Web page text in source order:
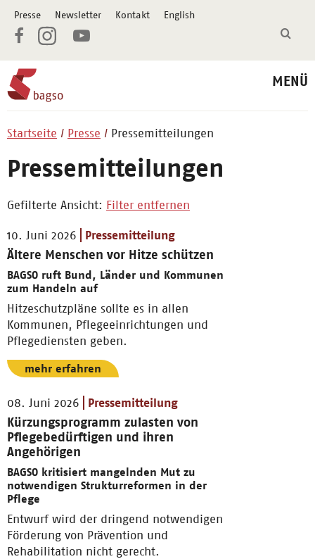
Presse Newsletter Kontakt English
MENÜ
Startseite Presse Pressemitteilungen
Pressemitteilungen
Gefilterte Ansicht: Filter entfernen
10. Juni 2026 Pressemitteilung
Ältere Menschen vor Hitze schützen
BAGSO ruft Bund, Länder und Kommunen
zum Handeln auf
Hitzeschutzpläne sollte es in allen
Kommunen, Pflegeeinrichtungen und
Pflegediensten geben.
mehr erfahren
08. Juni 2026 Pressemitteilung
Kürzungsprogramm zulasten von
Pflegebedürftigen und ihren
Angehörigen
BAGSO kritisiert mangelnden Mut zu
notwendigen Strukturreformen in der
Pflege
Entwurf wird der dringend notwendigen
Förderung von Prävention und
Rehabilitation nicht gerecht.